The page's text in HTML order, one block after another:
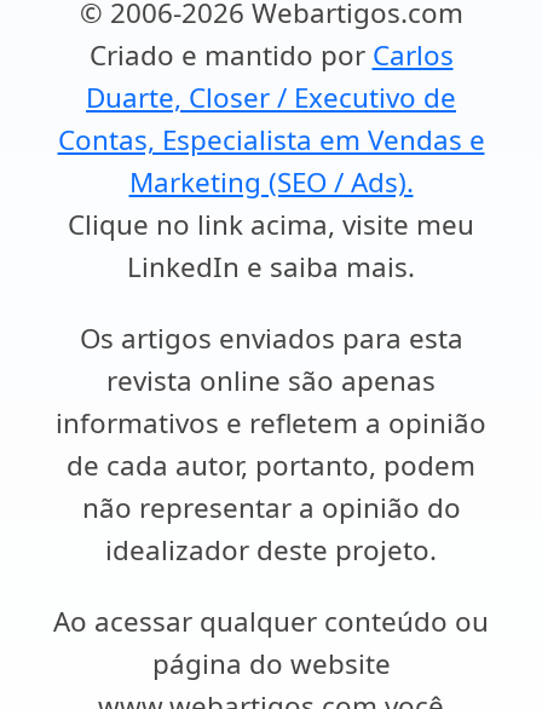
© 2006-2026 Webartigos.com
Criado e mantido por Carlos
Duarte, Closer / Executivo de
Contas, Especialista em Vendas e
Marketing (SEO / Ads).
Clique no link acima, visite meu
LinkedIn e saiba mais.
Os artigos enviados para esta
revista online são apenas
informativos e refletem a opinião
de cada autor, portanto, podem
não representar a opinião do
idealizador deste projeto.
Ao acessar qualquer conteúdo ou
página do website